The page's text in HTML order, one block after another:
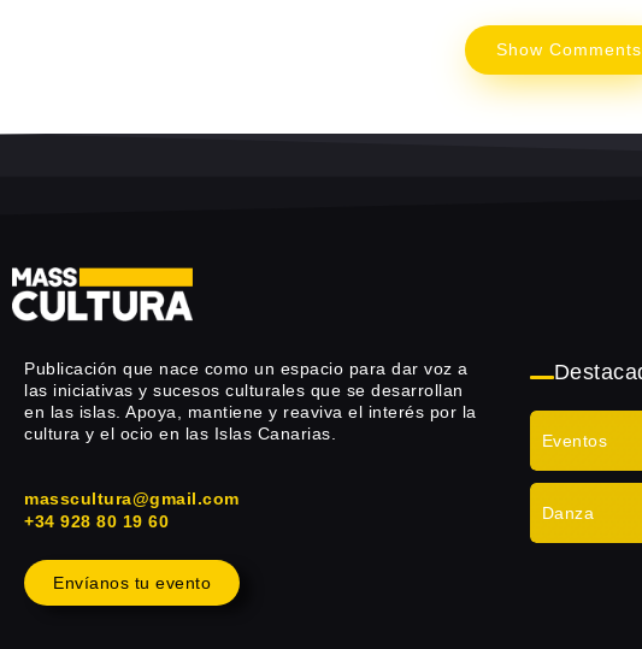
Show Comments
Publicación que nace como un espacio para dar voz a
las iniciativas y sucesos culturales que se desarrollan
en las islas. Apoya, mantiene y reaviva el interés por la
cultura y el ocio en las Islas Canarias.
masscultura@gmail.com
+34 928 80 19 60
Envíanos tu evento
Eventos
Danza